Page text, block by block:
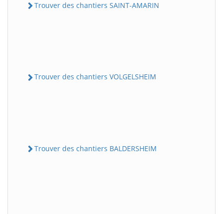
Trouver des chantiers SAINT-AMARIN
Trouver des chantiers VOLGELSHEIM
Trouver des chantiers BALDERSHEIM